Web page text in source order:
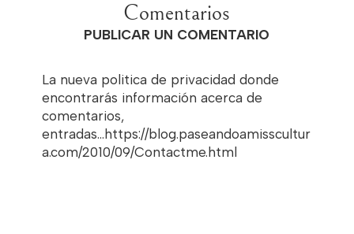
Comentarios
PUBLICAR UN COMENTARIO
La nueva politica de privacidad donde
encontrarás información acerca de
comentarios,
entradas...https://blog.paseandoamisscultur
a.com/2010/09/Contactme.html